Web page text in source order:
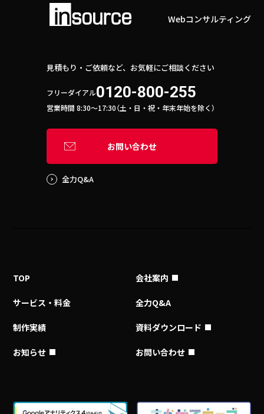
Webコンサルティング
見積もり・ご依頼など、お気軽にご相談ください
フリーダイアル0120-800-255
営業時間 8:30〜17:30（土・日・祝・年末年始を除く）
お問い合わせ
全力Q&A
TOP
サービス・料金
制作実績
お知らせ
会社案内
全力Q&A
資料ダウンロード
お問い合わせ